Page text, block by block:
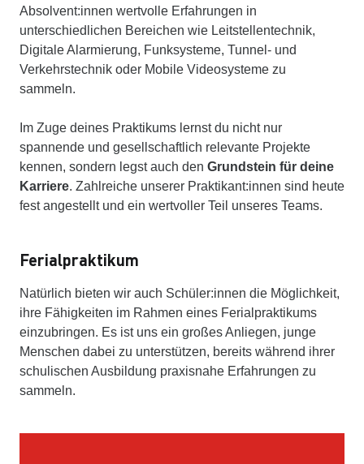
Absolvent:innen wertvolle Erfahrungen in
unterschiedlichen Bereichen wie Leitstellentechnik,
Digitale Alarmierung, Funksysteme, Tunnel- und
Verkehrstechnik oder Mobile Videosysteme zu
sammeln.
Im Zuge deines Praktikums lernst du nicht nur
spannende und gesellschaftlich relevante Projekte
kennen, sondern legst auch den Grundstein für deine
Karriere. Zahlreiche unserer Praktikant:innen sind heute
fest angestellt und ein wertvoller Teil unseres Teams.
Ferialpraktikum
Natürlich bieten wir auch Schüler:innen die Möglichkeit,
ihre Fähigkeiten im Rahmen eines Ferialpraktikums
einzubringen. Es ist uns ein großes Anliegen, junge
Menschen dabei zu unterstützen, bereits während ihrer
schulischen Ausbildung praxisnahe Erfahrungen zu
sammeln.